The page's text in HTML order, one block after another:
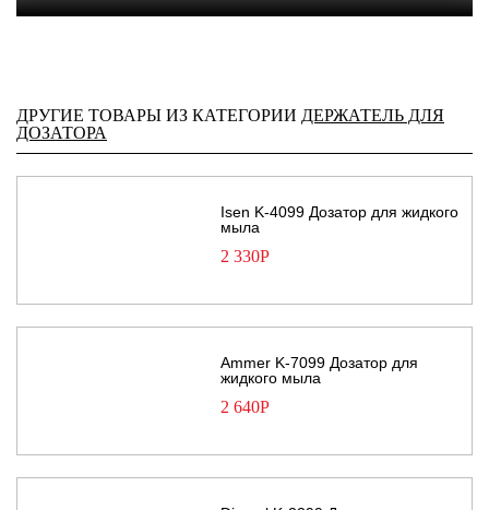
ДРУГИЕ ТОВАРЫ ИЗ КАТЕГОРИИ ДЕРЖАТЕЛЬ ДЛЯ
ДОЗАТОРА
Isen K-4099 Дозатор для жидкого
мыла
2 330Р
Ammer K-7099 Дозатор для
жидкого мыла
2 640Р